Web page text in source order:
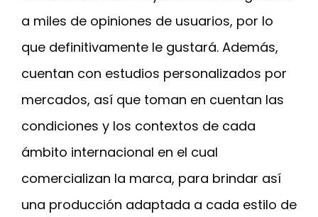
a miles de opiniones de usuarios, por lo
que definitivamente le gustará. Además,
cuentan con estudios personalizados por
mercados, así que toman en cuentan las
condiciones y los contextos de cada
ámbito internacional en el cual
comercializan la marca, para brindar así
una producción adaptada a cada estilo de